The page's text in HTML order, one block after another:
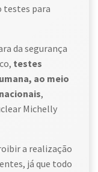
testes para
da segurança
testes
ao meio
,
Michelly
a realização
já que todo